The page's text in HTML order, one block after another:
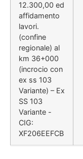
12.300,00 ed
affidamento
lavori.
(confine
regionale) al
km 36+000
(incrocio con
ex ss 103
Variante) – Ex
SS 103
Variante -
CIG:
XF206EEFCB